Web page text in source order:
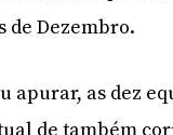
de Dezembro.
apurar, as dez
de também